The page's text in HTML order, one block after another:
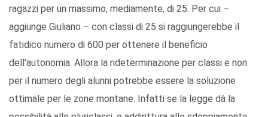
ragazzi per un massimo, mediamente, di 25. Per cui –
aggiunge Giuliano – con classi di 25 si raggiungerebbe il
fatidico numero di 600 per ottenere il beneficio
dell'autonomia. Allora la rideterminazione per classi e non
per il numero degli alunni potrebbe essere la soluzione
ottimale per le zone montane. Infatti se la legge dà la